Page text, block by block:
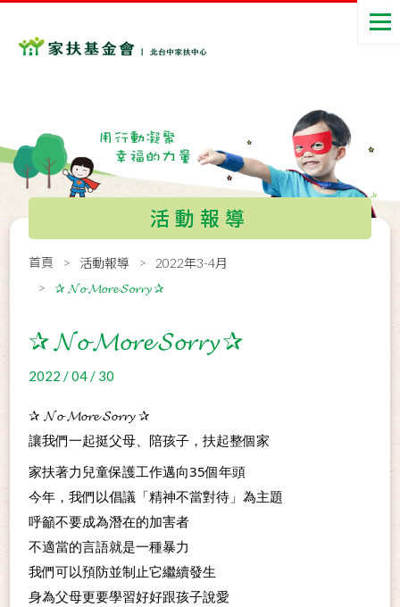
活動報導
首頁 活動報導
2022年3-4月
✰ 𝓝𝓸 𝓜𝓸𝓻𝓮 𝓢𝓸𝓻𝓻𝔂 ✰
✰ 𝓝𝓸 𝓜𝓸𝓻𝓮 𝓢𝓸𝓻𝓻𝔂 ✰
2022 / 04 / 30
✰ 𝓝𝓸 𝓜𝓸𝓻𝓮 𝓢𝓸𝓻𝓻𝔂 ✰
讓我們一起挺父母、陪孩子，扶起整個家
家扶著力兒童保護工作邁向35個年頭
今年，我們以倡議「精神不當對待」為主題
呼籲不要成為潛在的加害者
不適當的言語就是一種暴力
我們可以預防並制止它繼續發生
身為父母更要學習好好跟孩子說愛